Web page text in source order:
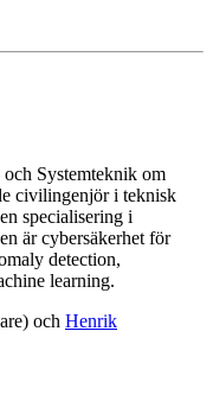
Systemteknik om
civilingenjör i teknisk
specialisering i
är cybersäkerhet för
detection,
learning.
och Henrik